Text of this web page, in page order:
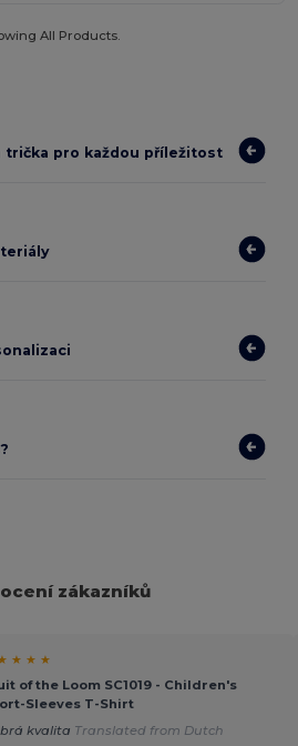
All Products.
trička pro každou příležitost
zákazníků
★ ★ ★
of the Loom SC1019 - Children's
Sleeves T-Shirt
kvalita Translated from Dutch